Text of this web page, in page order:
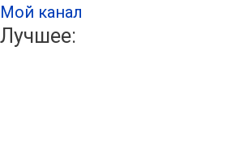
Мой канал
Лучшее: